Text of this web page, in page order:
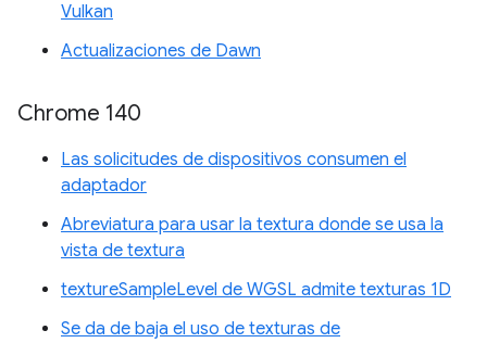
Vulkan
Actualizaciones de Dawn
Chrome 140
Las solicitudes de dispositivos consumen el
adaptador
Abreviatura para usar la textura donde se usa la
vista de textura
textureSampleLevel de WGSL admite texturas 1D
Se da de baja el uso de texturas de